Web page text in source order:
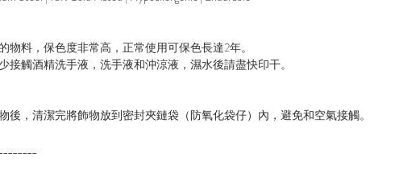
物料，保色度非常高，正常使用可保色長達2年。
接觸酒精洗手液，洗手液和沖涼液，濕水後請盡快印干。
後，清潔完將飾物放到密封夾鏈袋（防氧化袋仔）內，避免和空氣接觸。